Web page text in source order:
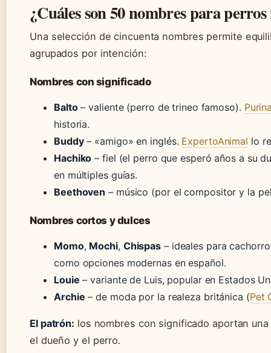
¿Cuáles son 50 nombres para perros
Una selección de cincuenta nombres permite
agrupados por intención:
Nombres con significado
Balto– valiente (perro de trineo famoso).
historia.
Buddy– «amigo» en inglés. ExpertoAnimal lo
Hachiko – fiel (el perro que esperó años a su
en múltiples guías.
Beethoven – músico (por el compositor y la
Nombres cortos y dulces
Momo, Mochi, Chispas – ideales para
como opciones modernas en español.
Louie – variante de Luis, popular en Estados
Archie – de moda por la realeza británica (Pet
El patrón: los nombres con significado aportan
el dueño y el perro.